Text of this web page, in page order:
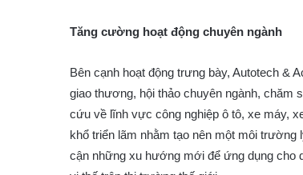
Tăng cường hoạt động chuyên ngành
Bên cạnh hoạt động trưng bày, Autotech &
giao thương, hội thảo chuyên ngành, chăm
cứu về lĩnh vực công nghiệp ô tô, xe máy,
khổ triển lãm nhằm tạo nên một môi trường
cận những xu hướng mới để ứng dụng cho